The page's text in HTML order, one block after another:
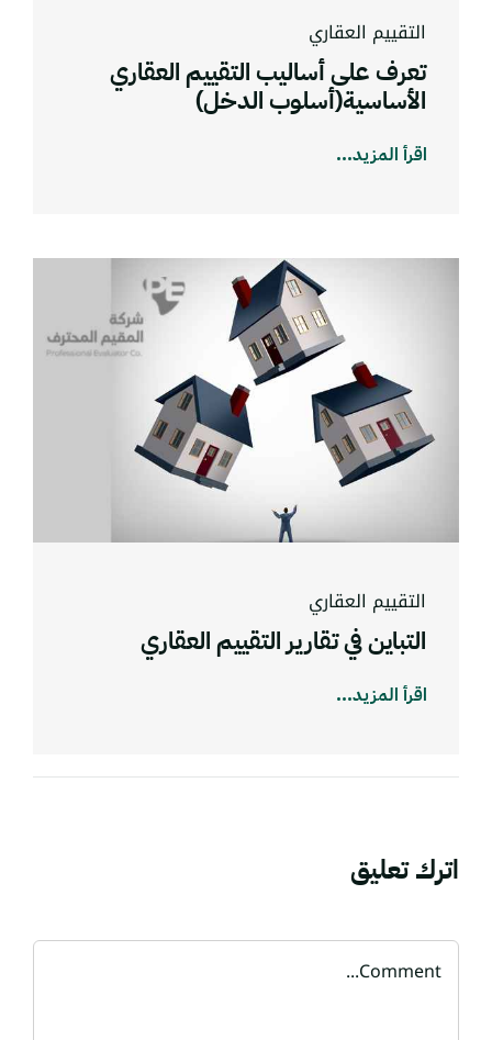
التقييم العقاري
تعرف على أساليب التقييم العقاري
الأساسية(أسلوب الدخل)
اقرأ المزيد...
التقييم العقاري
التباين في تقارير التقييم العقاري
اقرأ المزيد...
اترك تعليق
Comment